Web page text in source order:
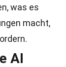
was es
macht,
AI